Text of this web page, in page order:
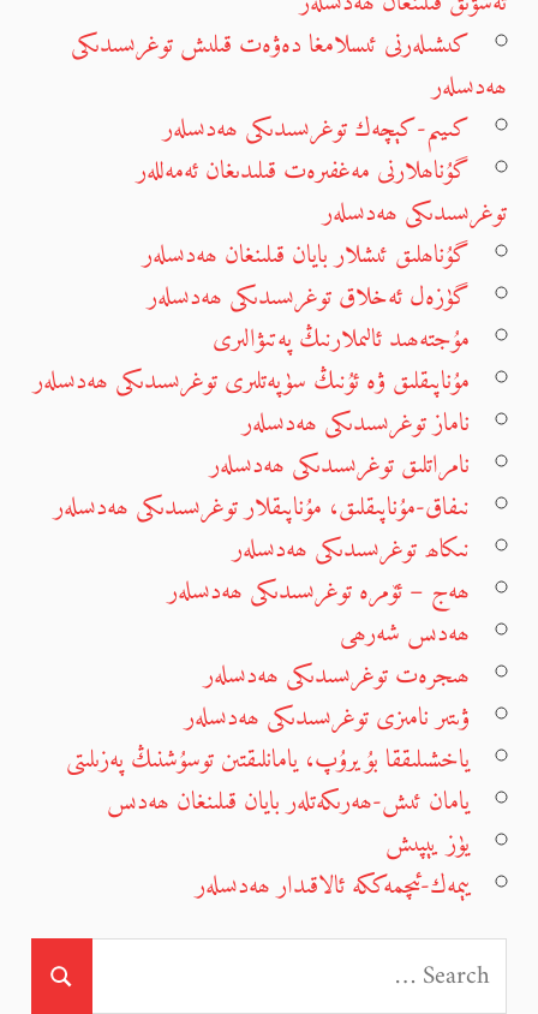
كىشىلەرنى ئىسلامغا دەۋەت قىلىش توغرىسىدىكى
ھەدىسلەر
كىيىم-كېچەك توغرىسىدىكى ھەدىسلەر
گۇناھلارنى مەغفىرەت قىلىدىغان ئەمەللەر
توغرىسىدىكى ھەدىسلەر
گۇناھلىق ئىشلار بايان قىلىنغان ھەدىسلەر
گۈزەل ئەخلاق توغرىسىدىكى ھەدىسلەر
مۇجتەھىد ئالىملارنىڭ پەتىۋالىرى
مۇناپىقلىق ۋە ئۇنىڭ سۈپەتلىرى توغرىسىدىكى ھەدىسلەر
ناماز توغرىسىدىكى ھەدىسلەر
نامراتلىق توغرىسىدىكى ھەدىسلەر
نىفاق-مۇناپىقلىق، مۇناپىقلار توغرىسىدىكى ھەدىسلەر
نىكاھ توغرىسىدىكى ھەدىسلەر
ھەج – ئۆمرە توغرىسىدىكى ھەدىسلەر
ھەدىس شەرھى
ھىجرەت توغرىسىدىكى ھەدىسلەر
ۋىتىر نامىزى توغرىسىدىكى ھەدىسلەر
ياخشىلىققا بۇيرۇپ، يامانلىقتىن توسۇشنىڭ پەزىلىتى
يامان ئىش-ھەرىكەتلەر بايان قىلىنغان ھەدىس
يۈز يېپىش
يېمەك-ئىچمەككە ئالاقىدار ھەدىسلەر